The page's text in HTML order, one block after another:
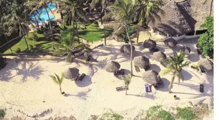
třeba se obrnit vůči místním prodejcům. Jakmile vstoupíte na
místnímu koloritu. Hotel je ale hlídán a zde je klid.
Strava
Rozmanité od místních specialit, přes Asii až o evropský
Ubytovanie
Pokoje prostorné, pohodlné.
Služby
Personál ochotný. Solidní angličtina. Poradí, pomohou...
Táto recenzia bola preložená automaticky pomocou Google